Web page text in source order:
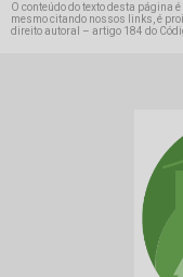
O conteúdo do texto desta página
mesmo citando nossos links, é
direito autoral – artigo 184 do